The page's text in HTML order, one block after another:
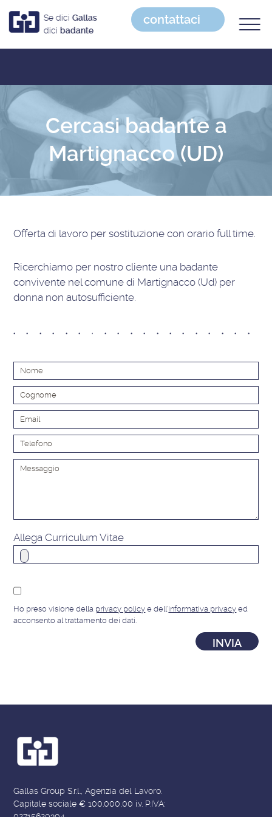
Se dici Gallas
dici badante
contattaci
Cercasi badante a
Martignacco (UD)
Offerta di lavoro per sostituzione con orario full time
Ricerchiamo per nostro cliente una badante
convivente nel comune di Martignacco (Ud) per
donna non autosufficiente.
Allega Curriculum Vitae
Ho preso visione della privacy policy e dell'informativa privacy ed
acconsento al trattamento dei dati.
Gallas Group S.r.l., Agenzia del Lavoro.
Capitale sociale € 100.000,00 i.v. P.IVA: